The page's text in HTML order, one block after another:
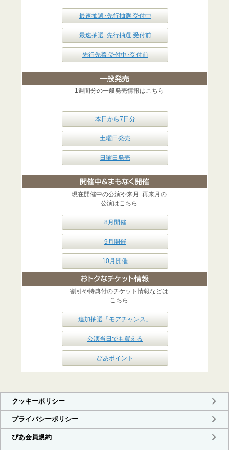
最速抽選･先行抽選 受付中
最速抽選･先行抽選 受付前
先行先着 受付中･受付前
1週間分の一般発売情報はこちら
本日から7日分
土曜日発売
日曜日発売
現在開催中の公演や来月･再来月の
公演はこちら
8月開催
9月開催
10月開催
割引や特典付のチケット情報などは
こちら
追加抽選「モアチャンス」
公演当日でも買える
ぴあポイント